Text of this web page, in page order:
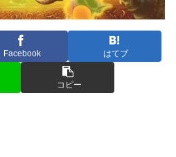
Facebook はてブ
コピー